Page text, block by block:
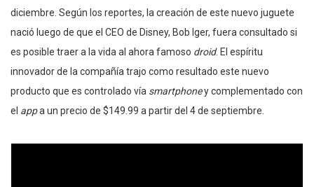
diciembre. Según los reportes, la creación de este nuevo juguete
nació luego de que el CEO de Disney, Bob Iger, fuera consultado si
es posible traer a la vida al ahora famoso droid. El espíritu
innovador de la compañía trajo como resultado este nuevo
producto que es controlado vía smartphoney complementado con
el appa un precio de $149.99 a partir del 4 de septiembre.